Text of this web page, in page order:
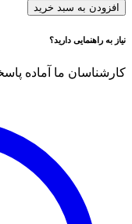
افزودن به سبد خرید
نیاز به راهنمایی دارید؟
کارشناسان ما آماده